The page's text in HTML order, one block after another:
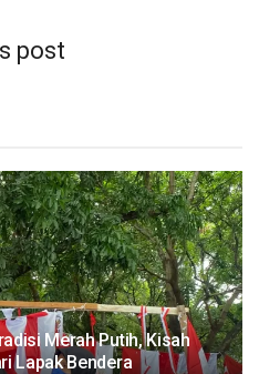
post
Merah Putih, Kisah
Lapak Bendera